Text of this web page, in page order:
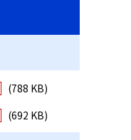
(788 KB)
(692 KB)